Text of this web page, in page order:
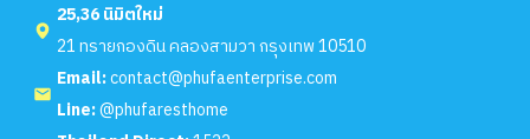
25,36 นิมิตใหม่
21 ทรายกองดิน คลองสามวา กรุงเทพ 10510
Email:contact@phufaenterprise.com
Line:@phufaresthome